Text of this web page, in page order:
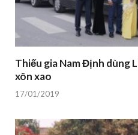
Thiếu gia Nam Định dùng
xôn xao
17/01/2019